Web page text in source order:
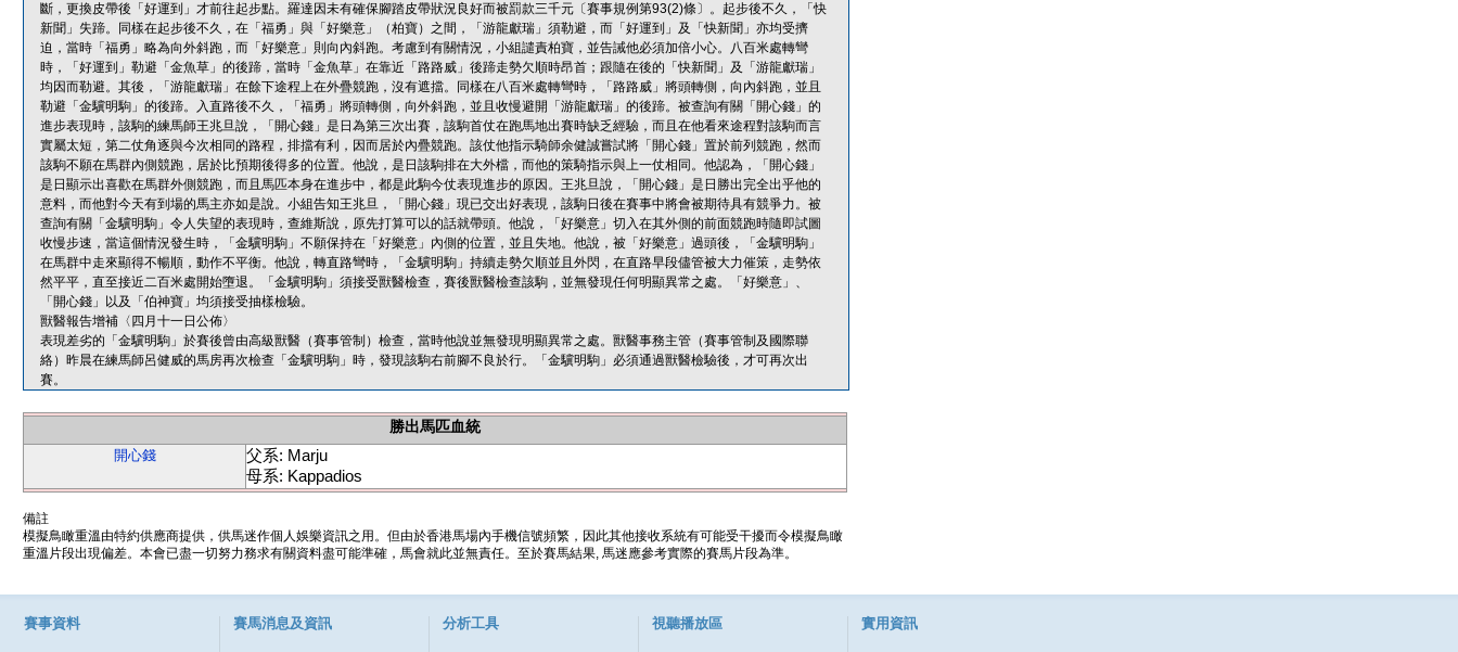
斷，更換皮帶後「好運到」才前往起步點。羅達因未有確保腳踏皮帶狀況良好而被罰款三千元〔賽事規例第93(2)條〕。起步後不久，「快
新聞」失蹄。同樣在起步後不久，在「福勇」與「好樂意」（柏寶）之間，「游龍獻瑞」須勒避，而「好運到」及「快新聞」亦均受擠
迫，當時「福勇」略為向外斜跑，而「好樂意」則向內斜跑。考慮到有關情況，小組譴責柏寶，並告誡他必須加倍小心。八百米處轉彎
時，「好運到」勒避「金魚草」的後蹄，當時「金魚草」在靠近「路路威」後蹄走勢欠順時昂首；跟隨在後的「快新聞」及「游龍獻瑞」
均因而勒避。其後，「游龍獻瑞」在餘下途程上在外疊競跑，沒有遮擋。同樣在八百米處轉彎時，「路路威」將頭轉側，向內斜跑，並且
勒避「金驥明駒」的後蹄。入直路後不久，「福勇」將頭轉側，向外斜跑，並且收慢避開「游龍獻瑞」的後蹄。被查詢有關「開心錢」的
進步表現時，該駒的練馬師王兆旦說，「開心錢」是日為第三次出賽，該駒首仗在跑馬地出賽時缺乏經驗，而且在他看來途程對該駒而言
實屬太短，第二仗角逐與今次相同的路程，排擋有利，因而居於內疊競跑。該仗他指示騎師余健誠嘗試將「開心錢」置於前列競跑，然而
該駒不願在馬群內側競跑，居於比預期後得多的位置。他說，是日該駒排在大外檔，而他的策騎指示與上一仗相同。他認為，「開心錢」
是日顯示出喜歡在馬群外側競跑，而且馬匹本身在進步中，都是此駒今仗表現進步的原因。王兆旦說，「開心錢」是日勝出完全出乎他的
意料，而他對今天有到場的馬主亦如是說。小組告知王兆旦，「開心錢」現已交出好表現，該駒日後在賽事中將會被期待具有競爭力。被
查詢有關「金驥明駒」令人失望的表現時，查維斯說，原先打算可以的話就帶頭。他說，「好樂意」切入在其外側的前面競跑時隨即試圖
收慢步速，當這個情況發生時，「金驥明駒」不願保持在「好樂意」內側的位置，並且失地。他說，被「好樂意」過頭後，「金驥明駒」
在馬群中走來顯得不暢順，動作不平衡。他說，轉直路彎時，「金驥明駒」持續走勢欠順並且外閃，在直路早段儘管被大力催策，走勢依
然平平，直至接近二百米處開始墮退。「金驥明駒」須接受獸醫檢查，賽後獸醫檢查該駒，並無發現任何明顯異常之處。「好樂意」、
「開心錢」以及「伯神寶」均須接受抽樣檢驗。
獸醫報告增補〈四月十一日公佈〉
表現差劣的「金驥明駒」於賽後曾由高級獸醫（賽事管制）檢查，當時他說並無發現明顯異常之處。獸醫事務主管（賽事管制及國際聯
絡）昨晨在練馬師呂健威的馬房再次檢查「金驥明駒」時，發現該駒右前腳不良於行。「金驥明駒」必須通過獸醫檢驗後，才可再次出
賽。
勝出馬匹血統
開心錢
父系: Marju
母系: Kappadios
備註
模擬鳥瞰重溫由特約供應商提供，供馬迷作個人娛樂資訊之用。但由於香港馬場內手機信號頻繁，因此其他接收系統有可能受干擾而令模擬鳥瞰
重溫片段出現偏差。本會已盡一切努力務求有關資料盡可能準確，馬會就此並無責任。至於賽馬結果, 馬迷應參考實際的賽馬片段為準。
賽事資料 賽馬消息及資訊 分析工具 視聽播放區 實用資訊